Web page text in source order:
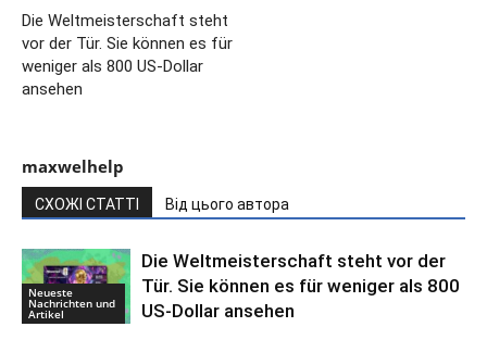
Die Weltmeisterschaft steht
vor der Tür. Sie können es für
weniger als 800 US-Dollar
ansehen
maxwelhelp
СХОЖІ СТАТТІ Від цього автора
Neueste
Nachrichten und
Artikel
Die Weltmeisterschaft steht vor der
Tür. Sie können es für weniger als 800
US-Dollar ansehen